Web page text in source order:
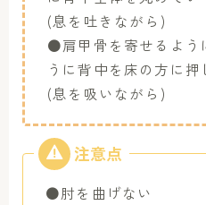
(息を吐きながら)
●肩甲骨を寄せるよう
うに背中を床の方に押
(息を吸いながら)
●肘を曲げない